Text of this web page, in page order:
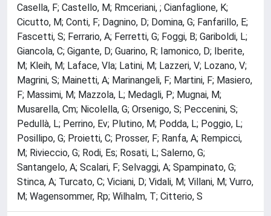
Casella, F; Castello, M; Rmceriani, ; Cianfaglione, K;
Cicutto, M; Conti, F; Dagnino, D; Domina, G; Fanfarillo, E;
Fascetti, S; Ferrario, A; Ferretti, G; Foggi, B; Gariboldi, L;
Giancola, C; Gigante, D; Guarino, R; Iamonico, D; Iberite,
M; Kleih, M; Laface, Vla; Latini, M; Lazzeri, V; Lozano, V;
Magrini, S; Mainetti, A; Marinangeli, F; Martini, F; Masiero,
F; Massimi, M; Mazzola, L; Medagli, P; Mugnai, M;
Musarella, Cm; Nicolella, G; Orsenigo, S; Peccenini, S;
Pedullà, L; Perrino, Ev; Plutino, M; Podda, L; Poggio, L;
Posillipo, G; Proietti, C; Prosser, F; Ranfa, A; Rempicci,
M; Rivieccio, G; Rodi, Es; Rosati, L; Salerno, G;
Santangelo, A; Scalari, F; Selvaggi, A; Spampinato, G;
Stinca, A; Turcato, C; Viciani, D; Vidali, M; Villani, M; Vurro,
M; Wagensommer, Rp; Wilhalm, T; Citterio, S